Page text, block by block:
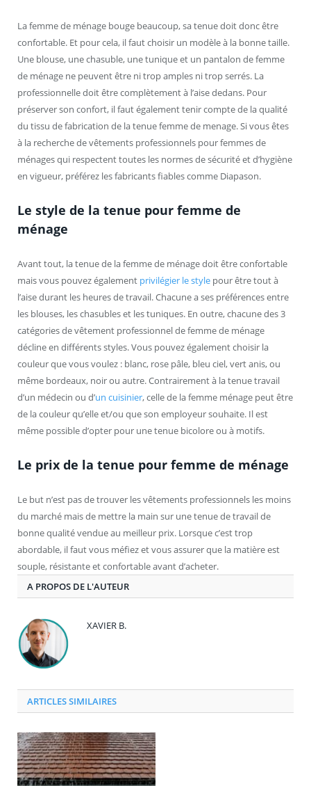
La femme de ménage bouge beaucoup, sa tenue doit donc être
confortable. Et pour cela, il faut choisir un modèle à la bonne taille.
Une blouse, une chasuble, une tunique et un pantalon de femme
de ménage ne peuvent être ni trop amples ni trop serrés. La
professionnelle doit être complètement à l’aise dedans. Pour
préserver son confort, il faut également tenir compte de la qualité
du tissu de fabrication de la tenue femme de menage. Si vous êtes
à la recherche de vêtements professionnels pour femmes de
ménages qui respectent toutes les normes de sécurité et d’hygiène
en vigueur, préférez les fabricants fiables comme Diapason.
Le style de la tenue pour femme de
ménage
Avant tout, la tenue de la femme de ménage doit être confortable
mais vous pouvez également privilégier le style pour être tout à
l’aise durant les heures de travail. Chacune a ses préférences entre
les blouses, les chasubles et les tuniques. En outre, chacune des 3
catégories de vêtement professionnel de femme de ménage
décline en différents styles. Vous pouvez également choisir la
couleur que vous voulez : blanc, rose pâle, bleu ciel, vert anis, ou
même bordeaux, noir ou autre. Contrairement à la tenue travail
d’un médecin ou d’un cuisinier, celle de la femme ménage peut être
de la couleur qu’elle et/ou que son employeur souhaite. Il est
même possible d’opter pour une tenue bicolore ou à motifs.
Le prix de la tenue pour femme de ménage
Le but n’est pas de trouver les vêtements professionnels les moins
du marché mais de mettre la main sur une tenue de travail de
bonne qualité vendue au meilleur prix. Lorsque c’est trop
abordable, il faut vous méfiez et vous assurer que la matière est
souple, résistante et confortable avant d’acheter.
A PROPOS DE L'AUTEUR
XAVIER B.
ARTICLES SIMILAIRES